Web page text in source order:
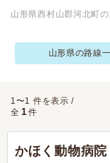
山形県西村山郡河北町
山形県の路線
1〜1 件を表示 /
全 1件
かほく動物病院